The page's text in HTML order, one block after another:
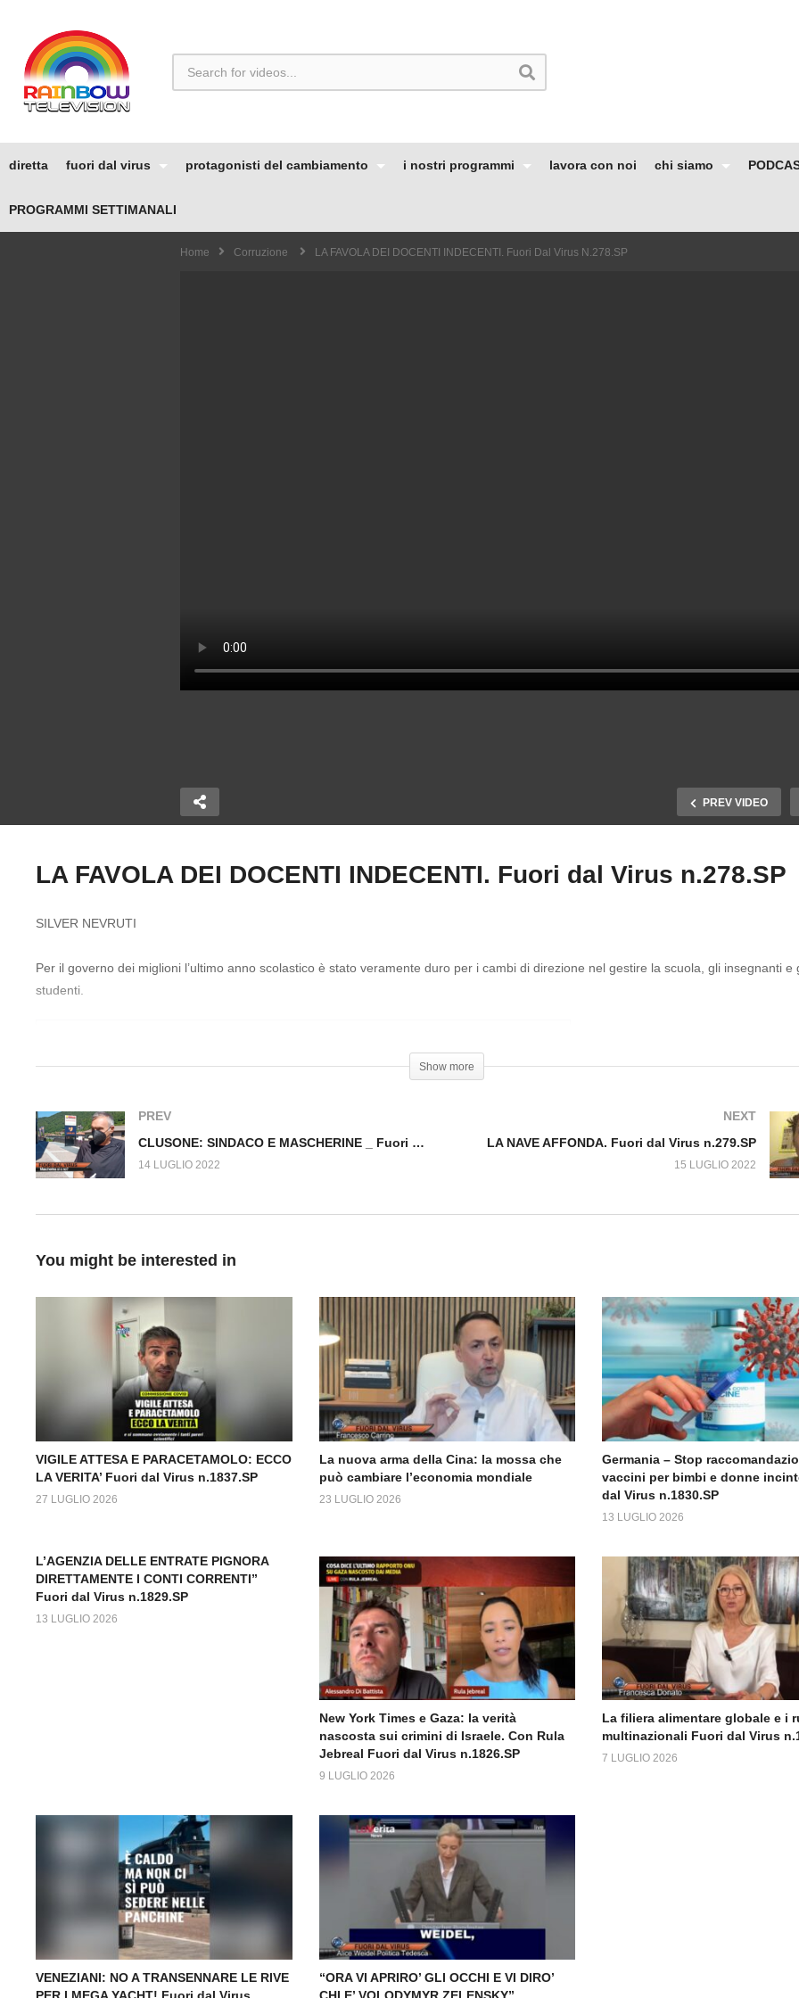
diretta fuori dal virus protagonisti del cambiamento i nostri programmi lavora con noi chi siamo
PROGRAMMI SETTIMANALI
Home Corruzione LA FAVOLA DEI DOCENTI INDECENTI. Fuori Dal Virus N.278.SP
PREV VIDEO
GENICO
LA FAVOLA DEI DOCENTI INDECENTI. Fuori dal Virus n.278.SP
SILVER NEVRUTI
Per il governo dei miglioni l’ultimo anno scolastico è stato veramente duro per i cambi di direzione nel gestire la scuola, gli insegnanti e
studenti.
Show more
PREV
CLUSONE: SINDACO E MASCHERINE _ Fuori dal Virus n. 277.SP
14 LUGLIO 2022
NEXT
LA NAVE AFFONDA. Fuori dal Virus n.279.SP
15 LUGLIO 2022
You might be interested in
VIGILE ATTESA E PARACETAMOLO: ECCO
LA VERITA’ Fuori dal Virus n.1837.SP
27 LUGLIO 2026
La nuova arma della Cina: la mossa che
può cambiare l’economia mondiale
23 LUGLIO 2026
Germania – Stop
vaccini per bimbi e donne
dal Virus n.1830.SP
13 LUGLIO 2026
L’AGENZIA DELLE ENTRATE PIGNORA
DIRETTAMENTE I CONTI CORRENTI”
Fuori dal Virus n.1829.SP
13 LUGLIO 2026
New York Times e Gaza: la verità
nascosta sui crimini di Israele. Con Rula
Jebreal Fuori dal Virus n.1826.SP
9 LUGLIO 2026
La filiera alimentare globale e i
multinazionali Fuori dal Virus
7 LUGLIO 2026
VENEZIANI: NO A TRANSENNARE LE RIVE
“ORA VI APRIRO’ GLI OCCHI E VI DIRO’